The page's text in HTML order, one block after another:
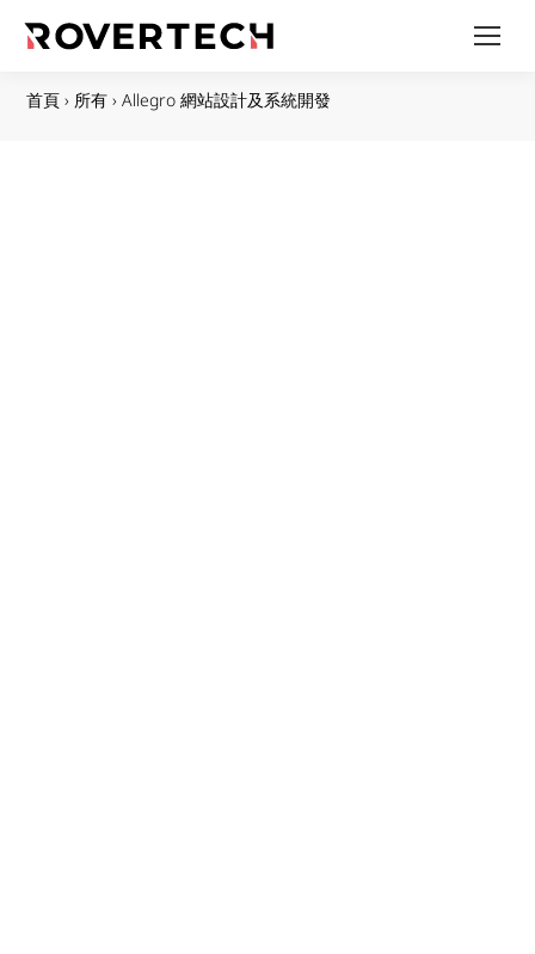
首頁 › 所有 › Allegro 網站設計及系統開發